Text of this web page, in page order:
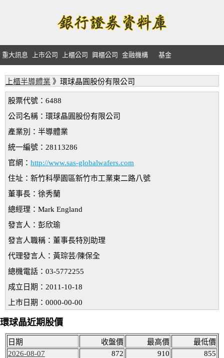
重大訊息 上市公司 上櫃公司 興櫃公司 金融機構 基金
上櫃半導體業 》環球晶圓股份有限公司
股票代號：6488
公司名稱：環球晶圓股份有限公司
產業別：半導體業
統一編號：28113286
官網： http://www.sas-globalwafers.com
住址：新竹科學園區新竹市工業東二路八號
董事長：徐秀蘭
總經理：Mark England
發言人：彭欣瑜
發言人職稱：董事長特別助理
代理發言人：黃琮芸/陳保全
總機電話：03-5772255
成立日期：2011-10-18
上市日期：0000-00-00
環球晶近期股價
日期 收盤價 最高價
最低價
2026-08-07
872 910
855